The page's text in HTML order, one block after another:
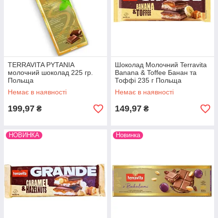
Суворі стандарти якості:
Весь процес, від вибору
какао до фасування, підпорядковується високим
європейським стандартам контролю та сертифікації.
Використання якісних
інгредієнтів:
Terravita
компоненти, включаючи високоякісний какао-бод,
молоко вищого гатунку, натуральні емульгенти та
ароматизатори.
баланс між збереженням натуральних властивостей
інгредієнтів та застосуванням передових технологій
дозволяє створювати
шоколад Terravita
Ми не просто продаємошоколад Terravita. Наш інтернет-
магазинAlmaz– це надійний партнер для ваших солодких
бажань, особливо якщо ви шукаєте європейський шоколад від
перевіреного виробника. Ось чому:
TERRAVITA PYTANIA
молочний шоколад 225 гр.
Польща
Немає в наявності
199,97 ₴
Шоколад Молочний Terravita
Banana & Toffee Банан та
Тоффі 235 г Польща
Немає в наявності
149,97 ₴
НОВИНКА Новинка